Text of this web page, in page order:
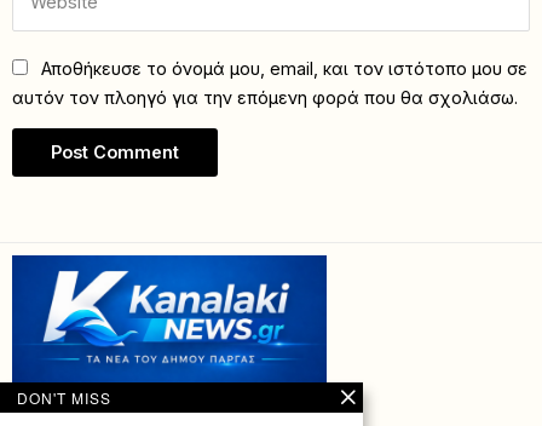
Αποθήκευσε το όνομά μου, email, και τον ιστότοπο μου σε
αυτόν τον πλοηγό για την επόμενη φορά που θα σχολιάσω.
DON'T MISS